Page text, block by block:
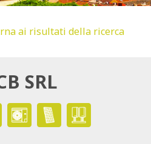
ai risultati della ricerca
SRL